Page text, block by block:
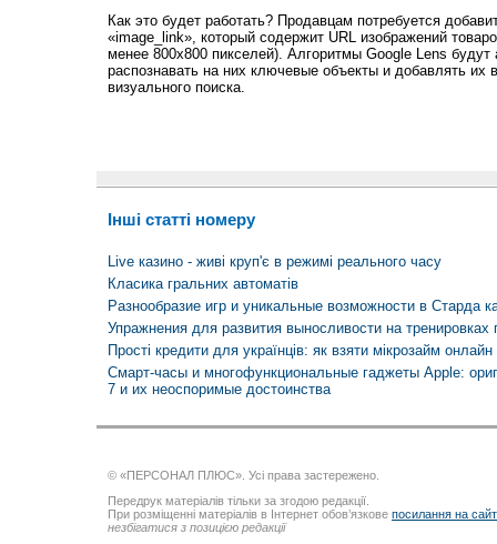
Как это будет работать? Продавцам потребуется
«image_link», который содержит URL изображений
менее 800х800 пикселей). Алгоритмы Google Lens будут
распознавать на них ключевые объекты и добавлять их
визуального поиска.
Інші статті номеру
Live казино - живі круп'є в режимі реального часу
Класика гральних автоматів
Разнообразие игр и уникальные возможности в Старда
Упражнения для развития выносливости на
Прості кредити для українців: як взяти мікрозайм онлайн
Смарт-часы и многофункциональные гаджеты Apple:
7 и их неоспоримые достоинства
© «ПЕРСОНАЛ ПЛЮС». Усі права застережено.
Передрук матеріалів тільки за згодою редакції.
При розміщенні матеріалів в Інтернет обов’язкове посилання на
незбігатися з позицією редакції